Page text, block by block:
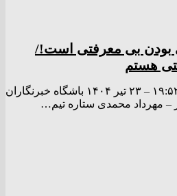
بودن بی معرفتی است!/
هستم
به گزارش کاوک نیوز ۱۹:۵۲ – ۲۳ تير ۱۴۰۴ باشگاه خبرنگاران
– مهرداد محمدی ستاره تیم…